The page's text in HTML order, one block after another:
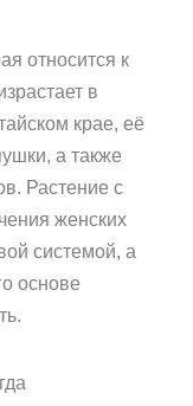
относится к
в
крае, её
а также
Растение с
женских
системой, а
основе